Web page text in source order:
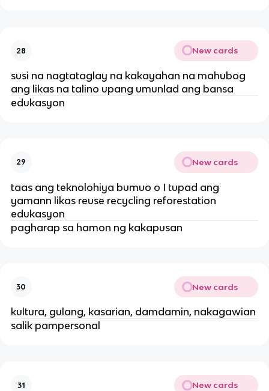
28 New cards
susi na nagtataglay na kakayahan na mahubog
ang likas na talino upang umunlad ang bansa
edukasyon
29 New cards
taas ang teknolohiya bumuo o I tupad ang
yamann likas reuse recycling reforestation
edukasyon
pagharap sa hamon ng kakapusan
30 New cards
kultura, gulang, kasarian, damdamin, nakagawian
salik pampersonal
31 New cards